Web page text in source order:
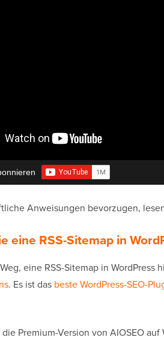
Anweisungen bevorzugen,
eine RSS-Sitemap in
eine RSS-Sitemap in
. Es ist das beste WordPress-SEO-
Premium-Version von AIOSEO